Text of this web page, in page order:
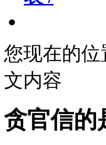
您现在的位
文内容
贪官信的